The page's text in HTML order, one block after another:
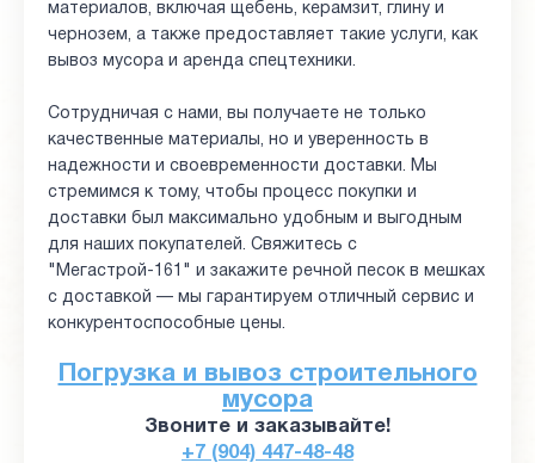
материалов, включая щебень, керамзит, глину и
чернозем, а также предоставляет такие услуги, как
вывоз мусора и аренда спецтехники.
Сотрудничая с нами, вы получаете не только
качественные материалы, но и уверенность в
надежности и своевременности доставки. Мы
стремимся к тому, чтобы процесс покупки и
доставки был максимально удобным и выгодным
для наших покупателей. Свяжитесь с
"Мегастрой-161" и закажите речной песок в мешках
с доставкой — мы гарантируем отличный сервис и
конкурентоспособные цены.
Погрузка и вывоз строительного
мусора
Звоните и заказывайте!
+7 (904) 447-48-48